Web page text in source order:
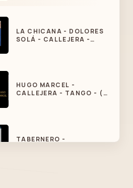
LA CHICANA - DOLORES
SOLÁ - CALLEJERA -
HUGO MARCEL -
CALLEJERA - TANGO - (
TABERNERO -